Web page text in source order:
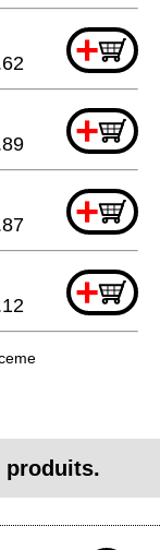
+
+
+
+
produits.